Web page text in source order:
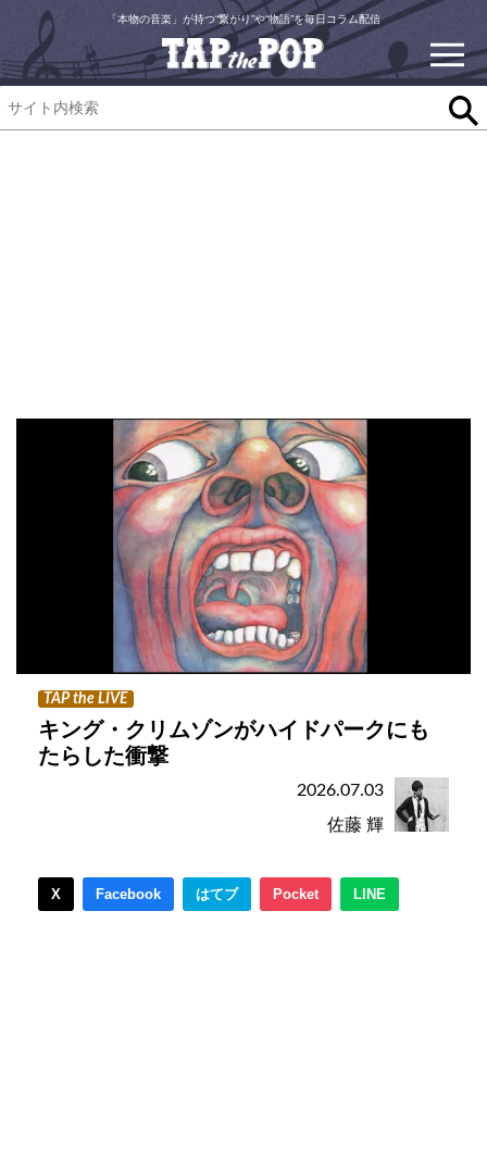
「本物の音楽」が持つ“繋がり”や“物語”を毎日コラム配信
TAP the LIVE
キング・クリムゾンがハイドパークにも
たらした衝撃
2026.07.03
佐藤 輝
X Facebook はてブ Pocket LINE